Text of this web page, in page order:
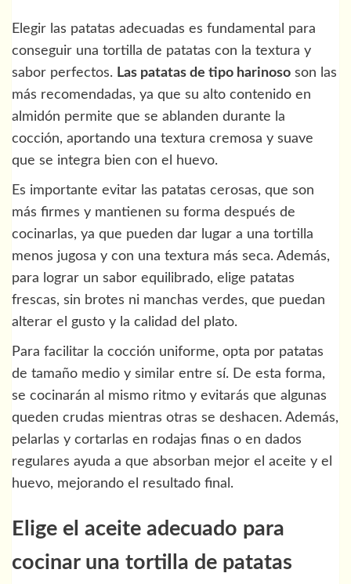
Elegir las patatas adecuadas es fundamental para
conseguir una tortilla de patatas con la textura y
sabor perfectos. Las patatas de tipo harinoso son las
más recomendadas, ya que su alto contenido en
almidón permite que se ablanden durante la
cocción, aportando una textura cremosa y suave
que se integra bien con el huevo.
Es importante evitar las patatas cerosas, que son
más firmes y mantienen su forma después de
cocinarlas, ya que pueden dar lugar a una tortilla
menos jugosa y con una textura más seca. Además,
para lograr un sabor equilibrado, elige patatas
frescas, sin brotes ni manchas verdes, que puedan
alterar el gusto y la calidad del plato.
Para facilitar la cocción uniforme, opta por patatas
de tamaño medio y similar entre sí. De esta forma,
se cocinarán al mismo ritmo y evitarás que algunas
queden crudas mientras otras se deshacen. Además,
pelarlas y cortarlas en rodajas finas o en dados
regulares ayuda a que absorban mejor el aceite y el
huevo, mejorando el resultado final.
Elige el aceite adecuado para
cocinar una tortilla de patatas